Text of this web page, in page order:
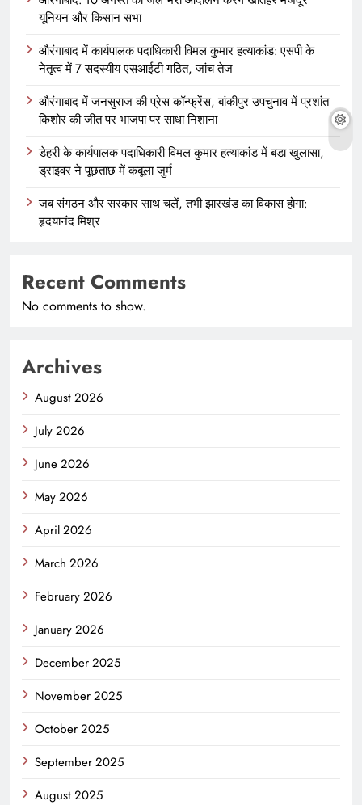
यूनियन और किसान सभा
औरंगाबाद में कार्यपालक पदाधिकारी विमल कुमार हत्याकांड: एसपी के
नेतृत्व में 7 सदस्यीय एसआईटी गठित, जांच तेज
औरंगाबाद में जनसुराज की प्रेस कॉन्फ्रेंस, बांकीपुर उपचुनाव में प्रशांत
किशोर की जीत पर भाजपा पर साधा निशाना
डेहरी के कार्यपालक पदाधिकारी विमल कुमार हत्याकांड में बड़ा खुलासा,
ड्राइवर ने पूछताछ में कबूला जुर्म
जब संगठन और सरकार साथ चलें, तभी झारखंड का विकास होगा:
हृदयानंद मिश्र
Recent Comments
No comments to show.
Archives
August 2026
July 2026
June 2026
May 2026
April 2026
March 2026
February 2026
January 2026
December 2025
November 2025
October 2025
September 2025
August 2025